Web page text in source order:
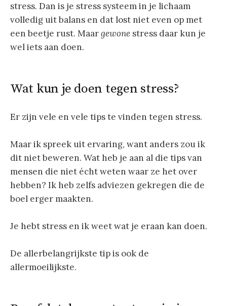
stress. Dan is je stress systeem in je lichaam
volledig uit balans en dat lost niet even op met
een beetje rust. Maargewone stress daar kun je
wel iets aan doen.
Wat kun je doen tegen stress?
Er zijn vele en vele tips te vinden tegen stress.
Maar ik spreek uit ervaring, want anders zou ik
dit niet beweren. Wat heb je aan al die tips van
mensen die niet écht weten waar ze het over
hebben? Ik heb zelfs adviezen gekregen die de
boel erger maakten.
Je hebt stress en ik weet wat je eraan kan doen.
De allerbelangrijkste tip is ook de
allermoeilijkste.